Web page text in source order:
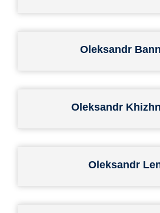
Oleksandr
Oleksandr
Oleksandr